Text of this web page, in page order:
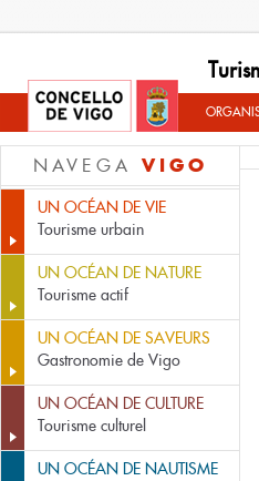
NAVEGA VIGO
UN OCÉAN DE VIE
Tourisme urbain
UN OCÉAN DE NATURE
Tourisme actif
UN OCÉAN DE SAVEURS
Gastronomie de Vigo
UN OCÉAN DE CULTURE
Tourisme culturel
UN OCÉAN DE NAUTISME